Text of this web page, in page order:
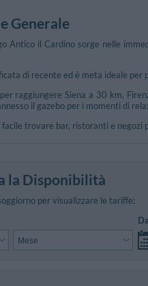
Generale
Antico il Cardino sorge nelle
di recente ed è meta ideale per
raggiungere Siena a 30 km,
il gazebo per i momenti di
trovare bar, ristoranti e negozi
la Disponibilità
per visualizzare le tariffe: